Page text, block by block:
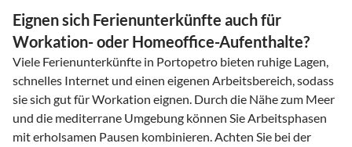
Eignen sich Ferienunterkünfte auch für
Workation- oder Homeoffice-Aufenthalte?
Viele Ferienunterkünfte in Portopetro bieten ruhige Lagen,
schnelles Internet und einen eigenen Arbeitsbereich, sodass
sie sich gut für Workation eignen. Durch die Nähe zum Meer
und die mediterrane Umgebung können Sie Arbeitsphasen
mit erholsamen Pausen kombinieren. Achten Sie bei der